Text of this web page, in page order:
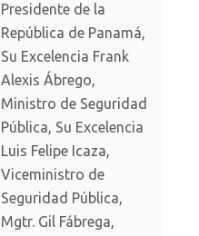
Presidente de la
República de Panamá,
Su Excelencia Frank
Alexis Ábrego,
Ministro de Seguridad
Pública, Su Excelencia
Luis Felipe Icaza,
Viceministro de
Seguridad Pública,
Mgtr. Gil Fábrega,